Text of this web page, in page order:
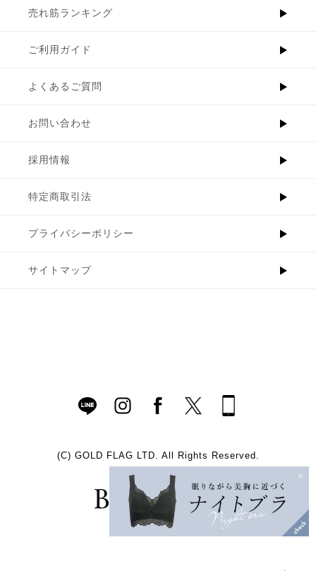
売れ筋ランキング
ご利用ガイド
よくあるご質問
お問い合わせ
採用情報
特定商取引法
プライバシーポリシー
サイトマップ
(C) GOLD FLAG LTD. All Rights Reserved.